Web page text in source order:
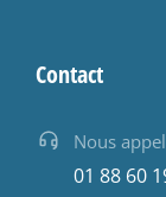
Contact
Nous
01 88 60